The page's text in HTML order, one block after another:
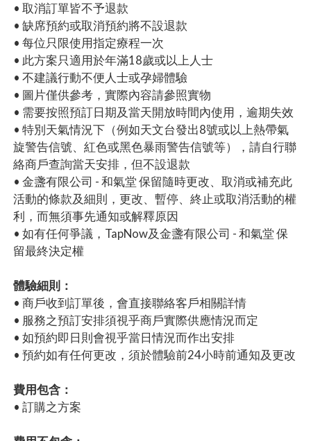
• 取消訂單皆不予退款
• 缺席預約或取消預約將不設退款
• 每位只限使用指定療程一次
• 此方案只適用於年滿18歲或以上人士
• 不建議行動不便人士或孕婦體驗
• 圖片僅供參考，實際內容請參照實物
• 需要按照預訂日期及當天開放時間內使用，逾期失效
• 特別天氣情況下（例如天文台發出8號或以上熱帶氣
旋警告信號、紅色或黑色暴雨警告信號等），請自行聯
絡商戶查詢當天安排，但不設退款
• 金盞有限公司 - 和氣堂 保留隨時更改、取消或補充此
活動的條款及細則，更改、暫停、終止或取消活動的權
利，而無須事先通知或解釋原因
• 如有任何爭議，TapNow及金盞有限公司 - 和氣堂 保
留最終決定權
體驗細則：
• 商戶收到訂單後，會直接聯絡客戶相關詳情
• 服務之預訂安排須視乎商戶實際供應情況而定
• 如預約即日則會視乎當日情況而作出安排
• 預約如有任何更改，須於體驗前24小時前通知及更改
費用包含：
• 訂購之方案